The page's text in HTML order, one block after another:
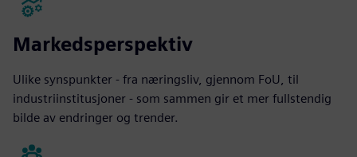
Markedsperspektiv
Ulike synspunkter - fra næringsliv, gjennom FoU, til
industriinstitusjoner - som sammen gir et mer fullstendig
bilde av endringer og trender.